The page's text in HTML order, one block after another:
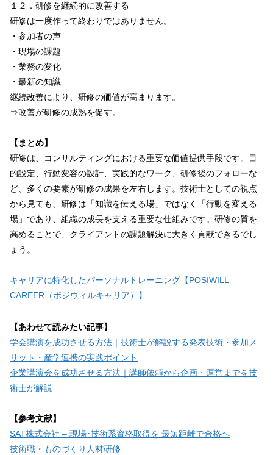
１２．研修を継続的に改善する
研修は一度作って終わりではありません。
・参加者の声
・現場の課題
・業務の変化
・最新の知識
継続改善により、研修の価値が高まります。
⇒改善が研修の成熟を促す。
【まとめ】
研修は、コンサルティングにおける重要な価値提供手段です。目
的設定、行動変容の設計、実践的なワーク、研修後のフォローな
ど、多くの要素が研修の成果を左右します。技術士としての視点
から見ても、研修は「知識を伝える場」ではなく「行動を変える
場」であり、組織の成長を支える重要な仕組みです。研修の質を
高めることで、クライアントの課題解決に大きく貢献できるでし
ょう。
キャリアに特化したパーソナルトレーニング【POSIWILL
CAREER（ポジウィルキャリア）】
【あわせて読みたい記事】
学会講演を成功させる方法｜技術士が解説する発表技術・参加メ
リット・産学連携の実践ポイント
企業講演会を成功させる方法｜講師依頼から企画・運営までを技
術士が解説
【参考文献】
SAT株式会社 – 現場･技術系資格取得を 最短距離で合格へ
技術職・ものづくり人材研修